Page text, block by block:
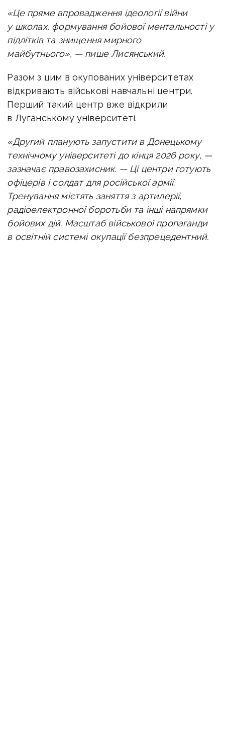
«Це пряме впровадження ідеології війни
у школах, формування бойової ментальності у
підлітків та знищення мирного
майбутнього», — пише Лисянський.
Разом з цим в окупованих університетах
відкривають військові навчальні центри.
Перший такий центр вже відкрили
в Луганському університеті.
«Другий планують запустити в Донецькому
технічному університеті до кінця 2026 року, —
зазначає правозахисник. — Ці центри готують
офіцерів і солдат для російської армії.
Тренування містять заняття з артилерії,
радіоелектронної боротьби та інші напрямки
бойових дій. Масштаб військової пропаганди
в освітній системі окупації безпрецедентний.